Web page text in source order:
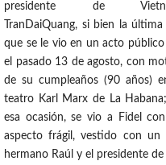
presidente de
TranDaiQuang, si bien la última
que se le vio en un acto
el pasado 13 de agosto, con
de su cumpleaños (90 años)
teatro Karl Marx de La
esa ocasión, se vio a Fidel
aspecto frágil, vestido con
hermano Raúl y el presidente